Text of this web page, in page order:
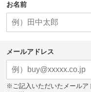
お名前
メールアドレス
※ご記入いただいたメールア